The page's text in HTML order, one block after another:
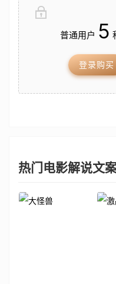
普通用户 5
登录购买
热门电影解说文